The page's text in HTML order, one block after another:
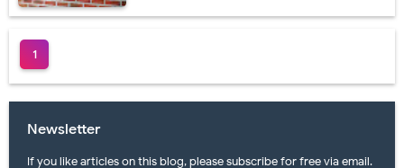
Jasa Lukis Mural Dinding Restoran Desain Menarik
Perbedaan Lukisan Mural dan Grafiti yang Ternyata Berbeda
1
Newsletter
If you like articles on this blog, please subscribe for free via email.